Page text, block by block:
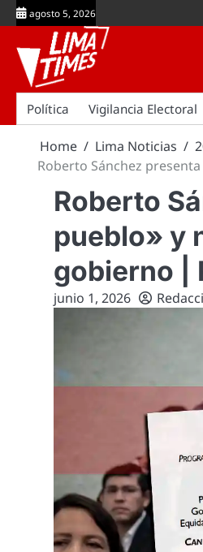
Skip
to
content
agosto 5, 2026
Política Vigilancia Electoral
Home Lima Noticias
Roberto Sánchez
Roberto
pueblo» y
gobierno |
junio 1, 2026